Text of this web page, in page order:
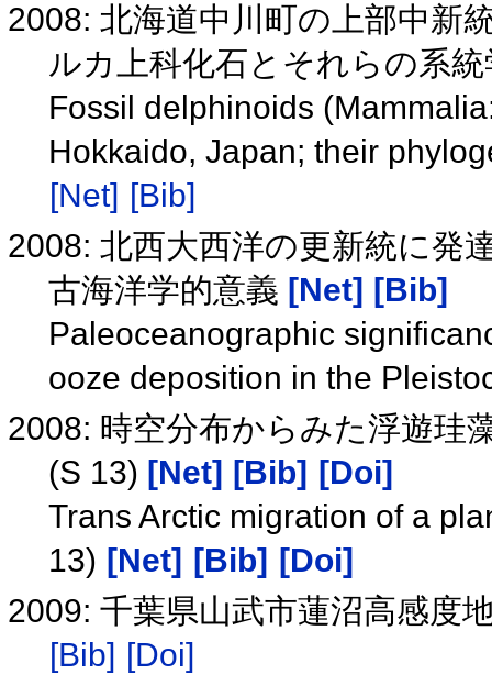
2008: 北海道中川町の上部中新
ルカ上科化石とそれらの系
Fossil delphinoids
Hokkaido, Japan; their
[Net] [Bib]
2008: 北西大西洋の更新統に発
古海洋学的意義 [Net] [Bib]
Paleoceanographic
ooze deposition in the
2008: 時空分布からみた浮遊珪
(S 13) [Net] [Bib]
[Doi]
Trans Arctic migration of a
13) [Net] [Bib]
[Doi]
2009: 千葉県山武市蓮沼高感度
[Bib] [Doi]